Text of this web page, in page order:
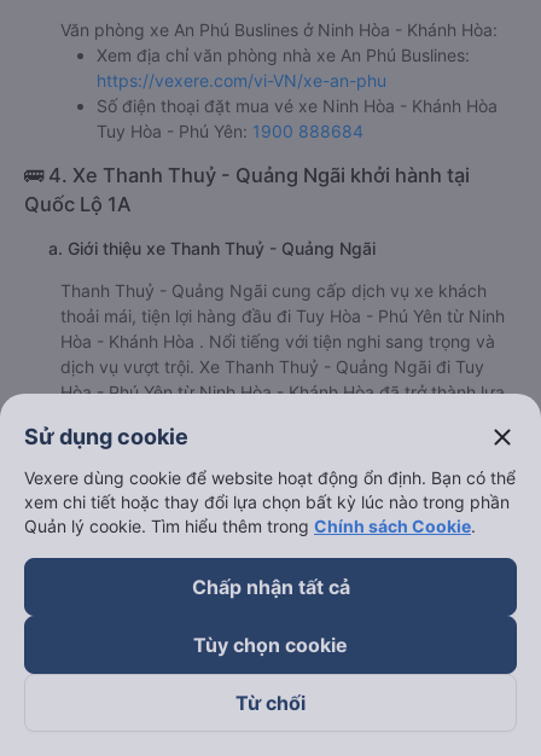
Văn phòng xe An Phú Buslines ở Ninh Hòa - Khánh Hòa:
Xem địa chỉ văn phòng nhà xe An Phú Buslines:
https://vexere.com/vi-VN/xe-an-phu
Số điện thoại đặt mua vé xe Ninh Hòa - Khánh Hòa
Tuy Hòa - Phú Yên: 1900 888684
🚌 4. Xe Thanh Thuỷ - Quảng Ngãi khởi hành tại
Quốc Lộ 1A
a. Giới thiệu xe Thanh Thuỷ - Quảng Ngãi
Thanh Thuỷ - Quảng Ngãi cung cấp dịch vụ xe khách
thoải mái, tiện lợi hàng đầu đi Tuy Hòa - Phú Yên từ Ninh
Hòa - Khánh Hòa . Nổi tiếng với tiện nghi sang trọng và
dịch vụ vượt trội. Xe Thanh Thuỷ - Quảng Ngãi đi Tuy
Hòa - Phú Yên từ Ninh Hòa - Khánh Hòa đã trở thành lựa
khách yêu thích khám phá tuyến đường này.
b. Hình ảnh xe Thanh Thuỷ - Quảng Ngãi
Sử dụng cookie close
Vexere dùng cookie để website hoạt động ổn định. Bạn có thể
xem chi tiết hoặc thay đổi lựa chọn bất kỳ lúc nào trong phần
Quản lý cookie. Tìm hiểu thêm trong Chính sách Cookie.
Chấp nhận tất cả
Tùy chọn cookie
Từ chối